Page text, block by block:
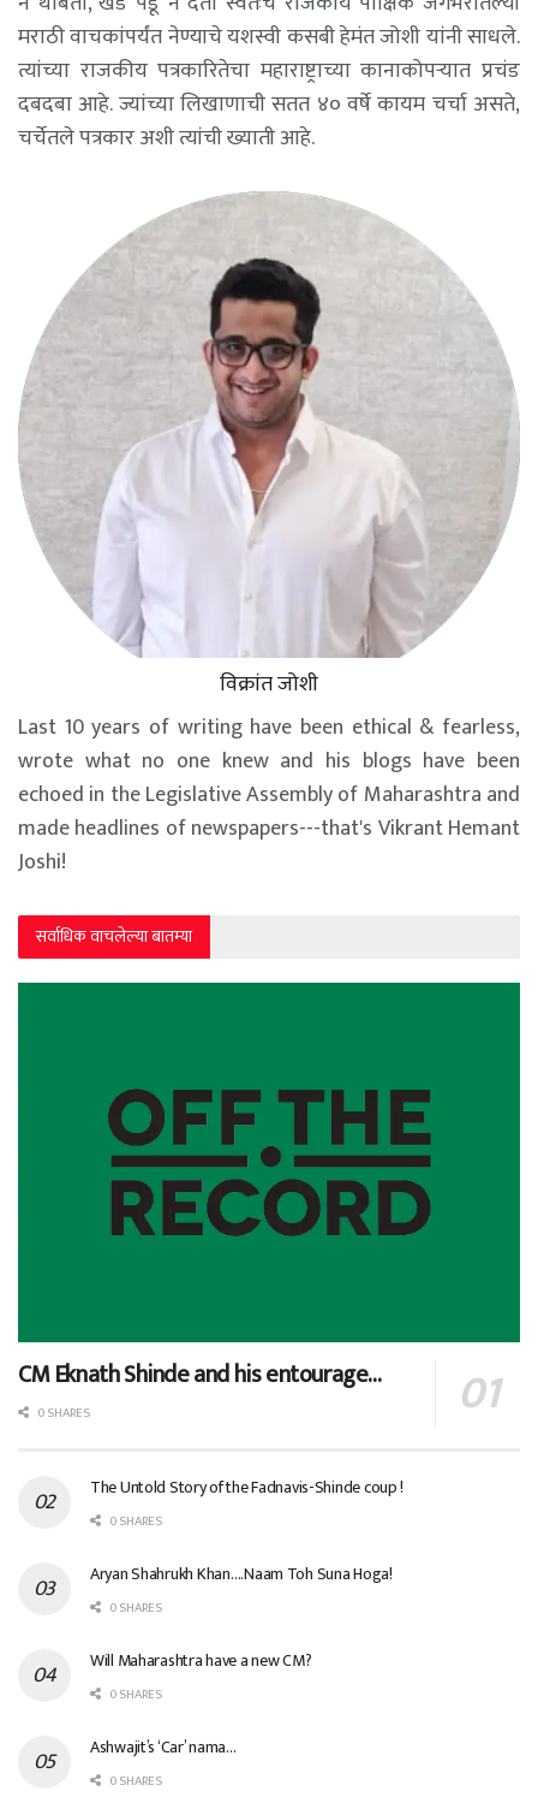
मराठी वाचकांपर्यंत नेण्याचे यशस्वी कसबी हेमंत जोशी यांनी साधले.
त्यांच्या राजकीय पत्रकारितेचा महाराष्ट्राच्या कानाकोपऱ्यात प्रचंड
दबदबा आहे. ज्यांच्या लिखाणाची सतत ४० वर्षे कायम चर्चा असते,
चर्चेतले पत्रकार अशी त्यांची ख्याती आहे.
विक्रांत जोशी
Last 10 years of writing have been ethical & fearless,
wrote what no one knew and his blogs have been
echoed in the Legislative Assembly of Maharashtra and
made headlines of newspapers---that's Vikrant Hemant
Joshi!
सर्वाधिक वाचलेल्या बातम्या
CM Eknath Shinde and his entourage…
0 SHARES
The Untold Story of the Fadnavis-Shinde coup !
0 SHARES
Aryan Shahrukh Khan….Naam Toh Suna Hoga!
0 SHARES
Will Maharashtra have a new CM?
0 SHARES
Ashwajit’s ‘Car’ nama…
0 SHARES